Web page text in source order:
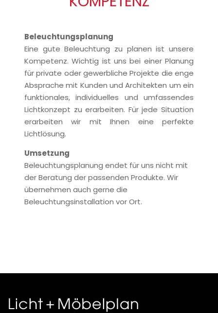
Beleuchtungsplanung
Eine gute Beleuchtung zu planen ist unsere
Kompetenz. Wichtig ist uns bei einer Planung
für private oder gewerbliche Projekte die enge
Absprache mit Kunden und Architekten um ein
funktionales, individuelles und umfassendes
Lichtkonzept zu erarbeiten. Für jede Situation
erarbeiten wir mit Ihnen eine perfekte
Lichtlösung.
Umsetzung
Beleuchtungsplanung endet für uns nicht mit
der Beratung der passenden Produkte. Wir
übernehmen auch gerne die
Beleuchtungsinstallation vor Ort.